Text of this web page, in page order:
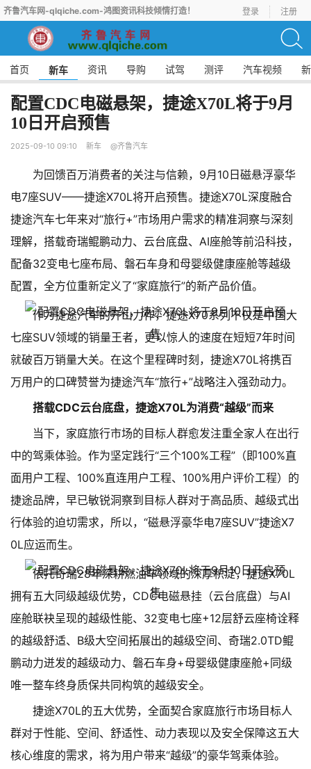
齐鲁汽车网-qlqiche.com-鸿图资讯科技倾情打造！ 登录 注册
首页 新车 资讯 导购 试驾 测评 汽车视频
配置CDC电磁悬架，捷途X70L将于9月
10日开启预售
2025-09-10 09:10 新车 @齐鲁汽车
为回馈百万消费者的关注与信赖，9月10日磁悬浮豪华
电7座SUV——捷途X70L将开启预售。捷途X70L深度融合
捷途汽车七年来对“旅行+”市场用户需求的精准洞察与深刻
理解，搭载奇瑞鲲鹏动力、云台底盘、AI座舱等前沿科技，
配备32变电七座布局、磐石车身和母婴级健康座舱等越级
配置，全方位重新定义了“家庭旅行”的新产品价值。
作为捷途汽车的开山力作，捷途X70系列不仅是中国大
七座SUV领域的销量王者，更以惊人的速度在短短7年时间
就破百万销量大关。在这个里程碑时刻，捷途X70L将携百
万用户的口碑赞誉为捷途汽车“旅行+”战略注入强劲动力。
搭载CDC云台底盘，捷途X70L为消费“越级”而来
当下，家庭旅行市场的目标人群愈发注重全家人在出行
中的驾乘体验。作为坚定践行“三个100%工程”（即100%直
面用户工程、100%直连用户工程、100%用户评价工程）的
捷途品牌，早已敏锐洞察到目标人群对于高品质、越级式出
行体验的迫切需求，所以，“磁悬浮豪华电7座SUV”捷途X7
0L应运而生。
依托奇瑞28年深耕燃油车领域的深厚积淀，捷途X70L
拥有五大同级越级优势，CDC电磁悬挂（云台底盘）与AI
座舱联袂呈现的越级性能、32变电七座+12层舒云座椅诠释
的越级舒适、B级大空间拓展出的越级空间、奇瑞2.0TD鲲
鹏动力迸发的越级动力、磐石车身+母婴级健康座舱+同级
唯一整车终身质保共同构筑的越级安全。
捷途X70L的五大优势，全面契合家庭旅行市场目标人
群对于性能、空间、舒适性、动力表现以及安全保障这五大
核心维度的需求，将为用户带来“越级”的豪华驾乘体验。